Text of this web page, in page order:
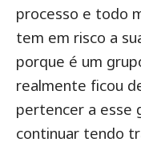
processo e todo
tem em risco a
porque é um
realmente ficou
pertencer a esse
continuar tendo